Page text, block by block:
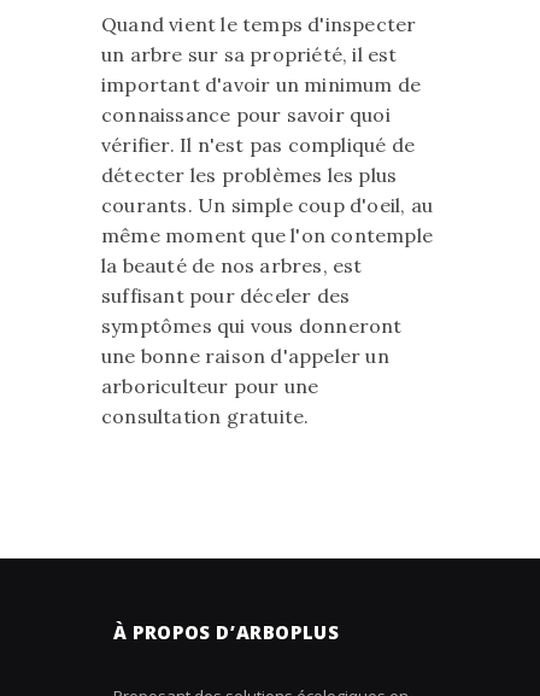
Quand vient le temps d'inspecter
un arbre sur sa propriété, il est
important d'avoir un minimum de
connaissance pour savoir quoi
vérifier. Il n'est pas compliqué de
détecter les problèmes les plus
courants. Un simple coup d'oeil, au
même moment que l'on contemple
la beauté de nos arbres, est
suffisant pour déceler des
symptômes qui vous donneront
une bonne raison d'appeler un
arboriculteur pour une
consultation gratuite.
À PROPOS D’ARBOPLUS